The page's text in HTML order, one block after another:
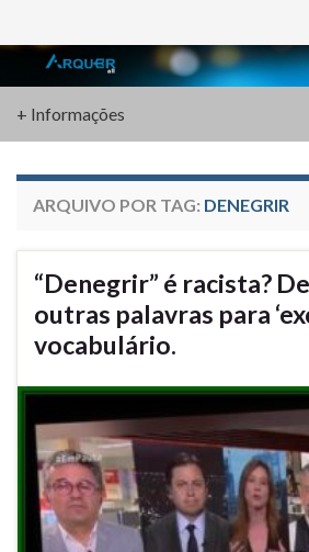
Search for:
+ Informações
ARQUIVO POR TAG: DENEGRIR
“Denegrir” é racista?
outras palavras para
vocabulário.